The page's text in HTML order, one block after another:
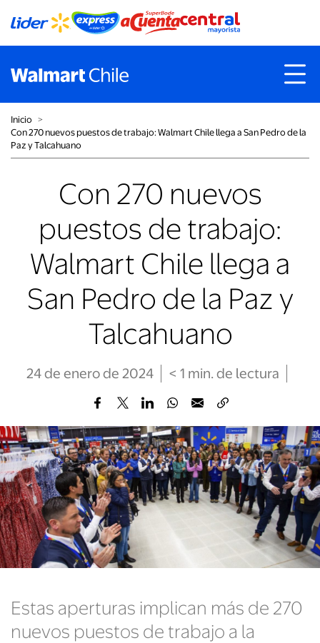
Inicio ˃
Con 270 nuevos puestos de trabajo: Walmart Chile llega a San Pedro de la
Paz y Talcahuano
Con 270 nuevos
puestos de trabajo:
Walmart Chile llega a
San Pedro de la Paz y
Talcahuano
24 de enero de 2024 < 1 min. de lectura
Estas aperturas implican más de 270
nuevos puestos de trabajo a la